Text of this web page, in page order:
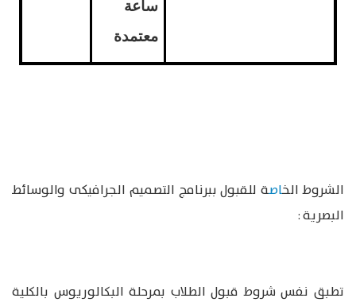
ساعة
معتمدة
الشروط الخاصة للقبول ببرنامج التصميم الجرافيكى والوسائط
البصرية :
تطبق نفس شروط قبول الطلاب بمرحلة البكالوريوس بالكلية